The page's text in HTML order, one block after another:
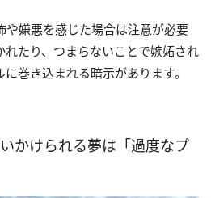
や嫌悪を感じた場合は注意が必要
れたり、つまらないことで嫉妬され
巻き込まれる暗示があります。
かけられる夢は「過度なプ